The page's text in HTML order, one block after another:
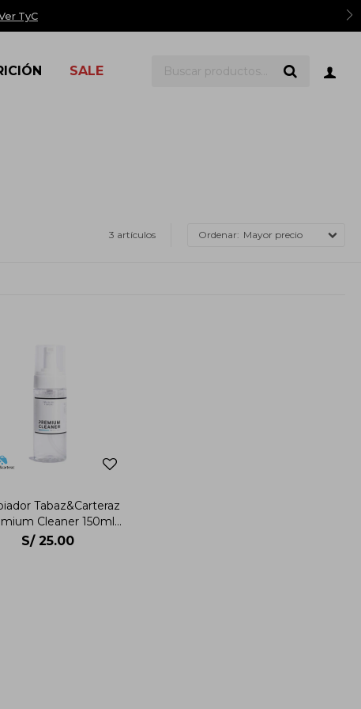
TyC
SALE
3 artículos Mayor precio
Tabaz&Carteraz
Cleaner 150ml
Unisex
S/ 25.00